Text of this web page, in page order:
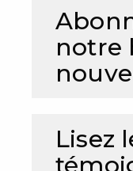
notre
Lisez